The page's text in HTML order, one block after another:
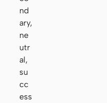
nd
ary,
ne
utr
al,
su
cc
ess